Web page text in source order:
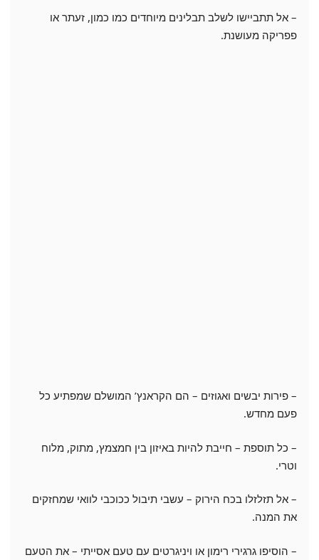
– אל תתביישו לשלב תבלינים מיוחדים כמו כמון, זעתר או
פפריקה מעושנת.
– פירות יבשים ואגוזים – הם הקראנץ’ המושלם שמפתיע כל
פעם מחדש.
– כל תוספת – חייבת להיות באיזון בין חמצמץ, מתוק, מלוח
וטרי.
– אל תזלזלו בכח הירוק – עשבי תיבול ככוכבי לוואי שמחזקים
את המנה.
– הוסיפו גרגירי רימון או ויניגרטים עם טעם אסייתי – את הטעם